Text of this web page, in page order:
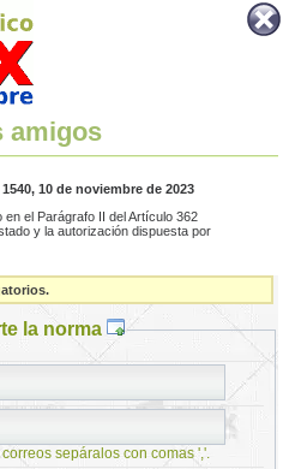
amigos
10 de noviembre de 2023
el Parágrafo II del Artículo 362
y la autorización dispuesta por
la norma
sepáralos con comas ','.